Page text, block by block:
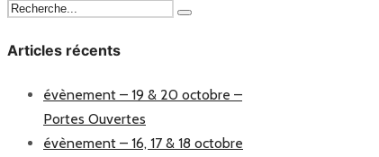
Articles récents
évènement – 19 & 20 octobre –
Portes Ouvertes
évènement – 16, 17 & 18 octobre